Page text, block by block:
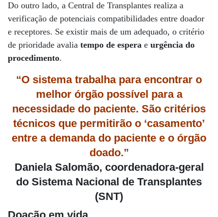
Do outro lado, a Central de Transplantes realiza a
verificação de potenciais compatibilidades entre doador
e receptores. Se existir mais de um adequado, o critério
de prioridade avalia tempo de espera e urgência do
procedimento.
“O sistema trabalha para encontrar o
melhor órgão possível para a
necessidade do paciente. São critérios
técnicos que permitirão o ‘casamento’
entre a demanda do paciente e o órgão
doado.”
Daniela Salomão, coordenadora-geral
do Sistema Nacional de Transplantes
(SNT)